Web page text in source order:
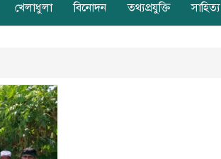
খেলাধুলা বিনোদন তথ্যপ্রযুক্তি সাহিত্য